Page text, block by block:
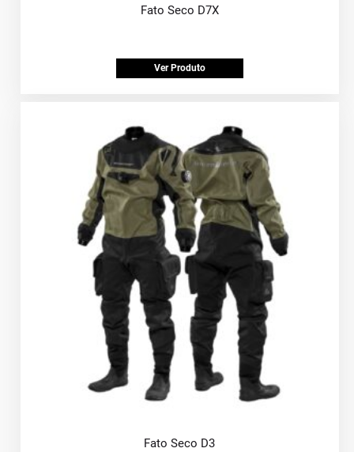
Fato Seco D7X
Ver Produto
Fato Seco D3